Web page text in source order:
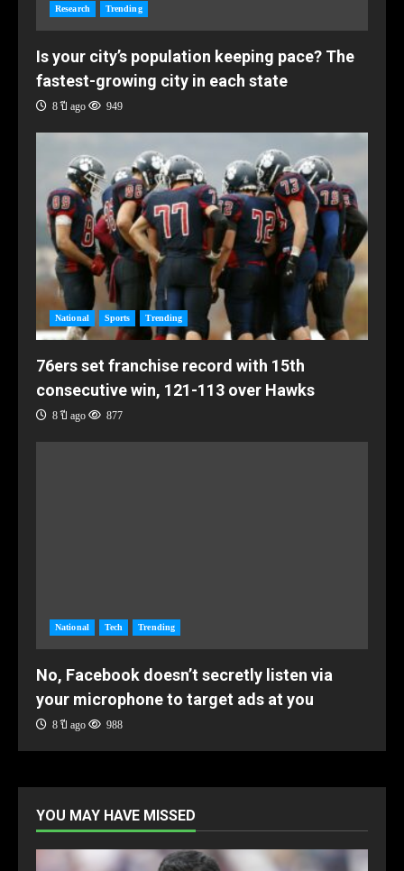
Research Trending
Is your city’s population keeping pace? The
fastest-growing city in each state
8 ปี ago 949
National Sports Trending
76ers set franchise record with 15th
consecutive win, 121-113 over Hawks
8 ปี ago 877
National Tech Trending
No, Facebook doesn’t secretly listen via
your microphone to target ads at you
8 ปี ago 988
YOU MAY HAVE MISSED